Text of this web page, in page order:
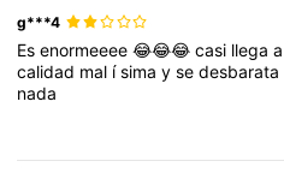
4,86 6.6M Seguidores
g***4
Esenormeeee😂😂😂casi llegaa
calidad mal ísimaysedesbarata
nada